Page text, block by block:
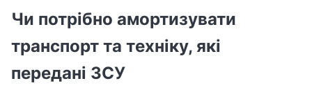
Чи потрібно амортизувати
транспорт та техніку, які
передані ЗСУ